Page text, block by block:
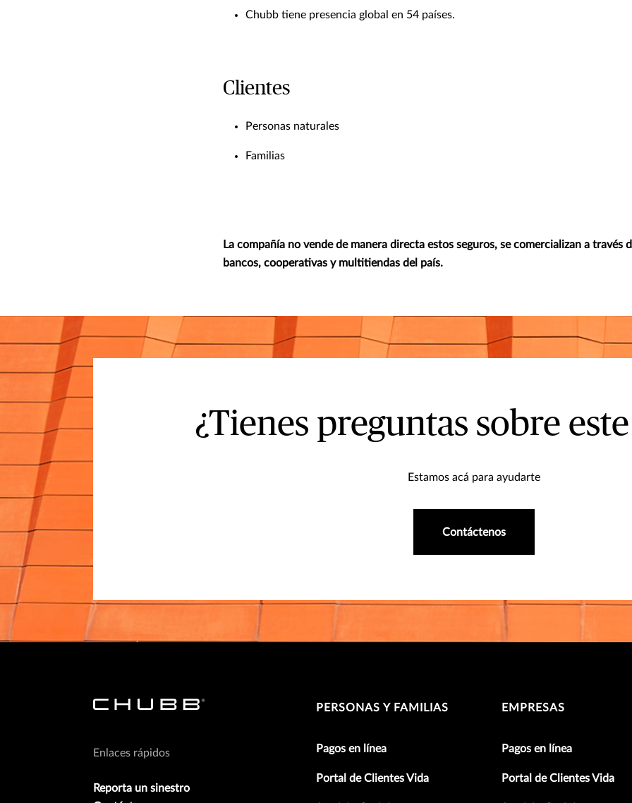
Chubb tiene presencia global en 54 países.
Clientes
Personas naturales
Familias
La compañía no vende de manera directa estos seguros, se comercializan a través
bancos, cooperativas y multitiendas del país.
¿Tienes preguntas sobre
Estamos acá para ayudarte
Contáctenos
Enlaces rápidos
Reporta un sinestro
PERSONAS Y FAMILIAS
Pagos en línea
Portal de Clientes Vida
EMPRESAS
Pagos en línea
Portal de Clientes Vida